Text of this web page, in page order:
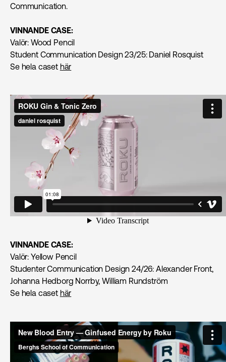
Communication.
VINNANDE CASE:
Valör: Wood Pencil
Student Communication Design 23/25: Daniel Rosquist
Se hela caset här
VINNANDE CASE:
Valör: Yellow Pencil
Studenter Communication Design 24/26: Alexander Front,
Johanna Hedborg Norrby, William Rundström
Se hela caset här